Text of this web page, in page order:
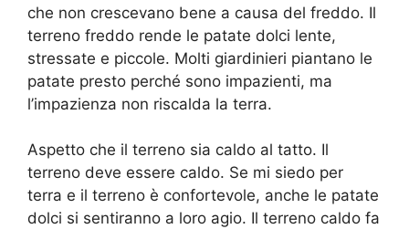
che non crescevano bene a causa del freddo. Il
terreno freddo rende le patate dolci lente,
stressate e piccole. Molti giardinieri piantano le
patate presto perché sono impazienti, ma
l’impazienza non riscalda la terra.
Aspetto che il terreno sia caldo al tatto. Il
terreno deve essere caldo. Se mi siedo per
terra e il terreno è confortevole, anche le patate
dolci si sentiranno a loro agio. Il terreno caldo fa